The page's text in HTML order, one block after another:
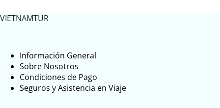
VIETNAMTUR
Información General
Sobre Nosotros
Condiciones de Pago
Seguros y Asistencia en Viaje